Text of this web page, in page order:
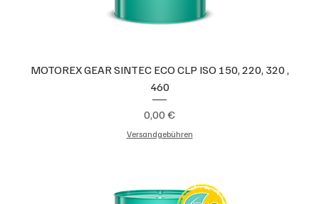
MOTOREX GEAR SINTEC ECO CLP ISO 150, 220, 320 ,
460
Preis
0,00 €
Versandgebühren